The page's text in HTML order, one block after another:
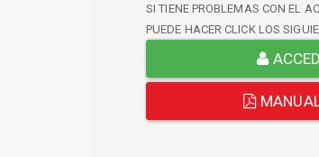
SI TIENE PROBLEMAS CON EL
PUEDE HACER CLICK LOS